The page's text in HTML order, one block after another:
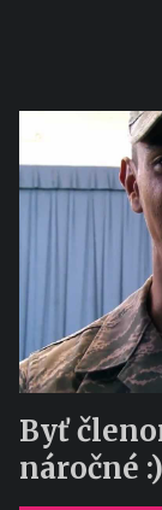
Byť
náročné :)